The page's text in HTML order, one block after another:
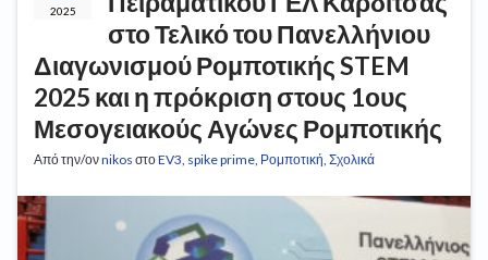
2025
στο Τελικό του Πανελλήνιου
Διαγωνισμού Ρομποτικής STEM
2025 και η πρόκριση στους 1ους
Μεσογειακούς Αγώνες Ρομποτικής
Από την/ονnikos στοEV3, spike prime, Ρομποτική, Σχολικά